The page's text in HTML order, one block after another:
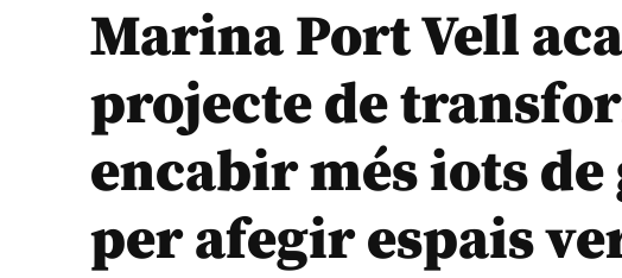
Marina Port Vell
projecte de
encabir més iots
per afegir espais